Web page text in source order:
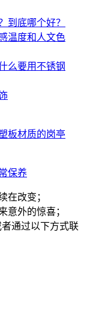
到底哪个好？
温度和人文色
么要用不锈钢
板材质的岗亭
保养
在改变；
意外的惊喜；
者通过以下方式联